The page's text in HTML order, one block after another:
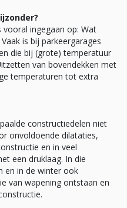
ingegaan op: Wat
is bij parkeergarages
die bij (grote) temperatuur
van bovendekken met
temperaturen tot extra
constructiedelen niet
onvoldoende dilataties,
en in veel
een druklaag. In die
en in de winter ook
van wapening ontstaan en